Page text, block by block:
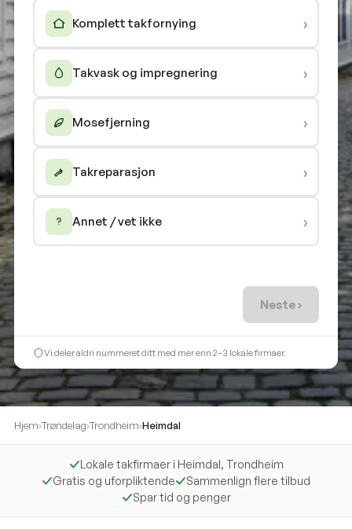
Komplett takfornying ›
Takvask og impregnering ›
Mosefjerning ›
Takreparasjon ›
Annet / vet ikke ›
Neste ›
Vi deler aldri nummeret ditt med mer enn 2–3 lokale firmaer.
Hjem›Trøndelag›Trondheim›Heimdal
Lokale takfirmaer i Heimdal, Trondheim
Gratis og uforpliktende
Sammenlign flere tilbud
Spar tid og penger